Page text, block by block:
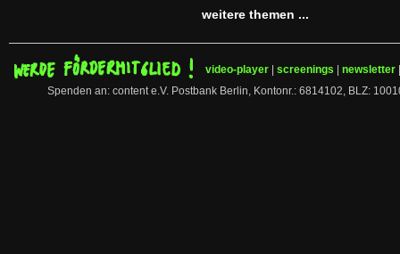
weitere themen ...
video-player screenings newsletter
Spenden an: content e.V. Postbank Berlin, Kontonr.: 6814102, BLZ: